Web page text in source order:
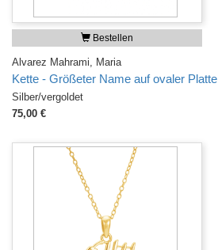
Bestellen
Alvarez Mahrami, Maria
Kette - Größeter Name auf ovaler Platte
Silber/vergoldet
75,00 €